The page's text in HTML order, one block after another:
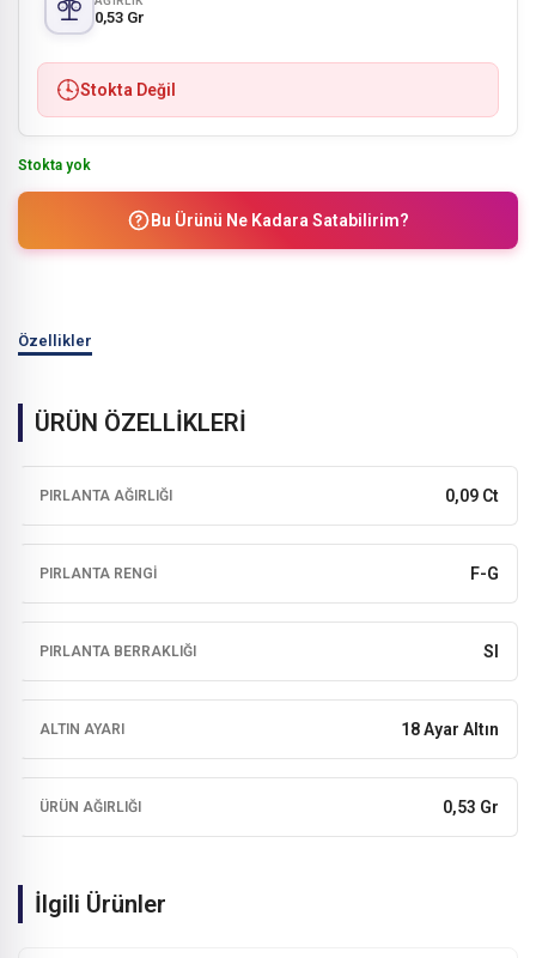
0,53 Gr
Stokta Değil
Stokta yok
Bu Ürünü Ne Kadara Satabilirim?
Özellikler
ÜRÜN ÖZELLİKLERİ
PIRLANTA AĞIRLIĞI 0,09 Ct
PIRLANTA RENGI F-G
PIRLANTA BERRAKLIĞI SI
ALTIN AYARI 18 Ayar Altın
ÜRÜN AĞIRLIĞI 0,53 Gr
İlgili Ürünler